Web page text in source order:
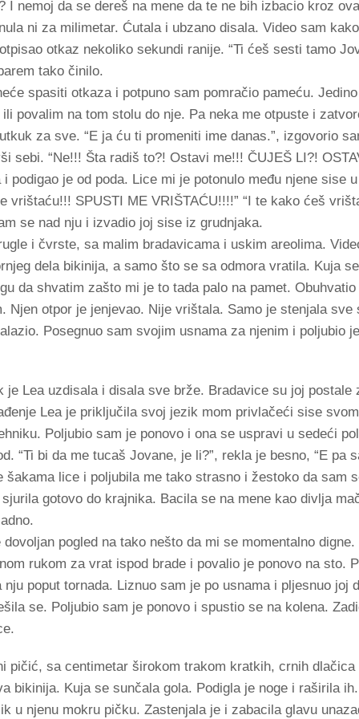
I nemoj da se dereš na mene da te ne bih izbacio kroz
ni za milimetar. Ćutala i ubzano disala. Video sam
otkaz nekoliko sekundi ranije. “Ti ćeš sesti tamo
tako činilo.
spasiti otkaza i potpuno sam pomračio pameću.
povalim na tom stolu do nje. Pa neka me otpuste i
za sve. “E ja ću ti promeniti ime danas.”, izgovorio
sebi. “Ne!!! Šta radiš to?! Ostavi me!!! ČUJEŠ LI?!
podigao je od poda. Lice mi je potonulo među njene sise
vrištaću!!! SPUSTI ME VRIŠTAĆU!!!!” “I te kako ćeš
se nad nju i izvadio joj sise iz grudnjaka.
i čvrste, sa malim bradavicama i uskim areolima.
dela bikinija, a samo što se sa odmora vratila. Kuja
da shvatim zašto mi je to tada palo na pamet.
Njen otpor je jenjevao. Nije vrištala. Samo je stenjala sve
Posegnuo sam svojim usnama za njenim i poljubio
Lea uzdisala i disala sve brže. Bradavice su joj postale
Lea je priključila svoj jezik mom privlačeći sise
Poljubio sam je ponovo i ona se uspravi u sedeći
“Ti bi da me tucaš Jovane, je li?”, rekla je besno, “E pa
šakama lice i poljubila me tako strasno i žestoko da sam
gotovo do krajnika. Bacila se na mene kao divlja
pogled na tako nešto da mi se momentalno
rukom za vrat ispod brade i povalio je ponovo na sto.
poput tornada. Liznuo sam je po usnama i pljesnuo joj
se. Poljubio sam je ponovo i spustio se na kolena.
pičić, sa centimetar širokom trakom kratkih, crnih dlačica
bikinija. Kuja se sunčala gola. Podigla je noge i raširila
u njenu mokru pičku. Zastenjala je i zabacila glavu